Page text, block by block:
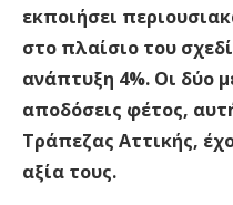
εκποιήσει
στο πλαίσιο του
ανάπτυξη 4%. Οι δύο
αποδόσεις φέτος,
Τράπεζας Αττικής,
αξία τους.